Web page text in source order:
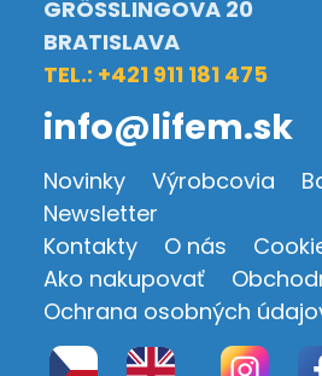
GRÖSSLINGOVA 20
BRATISLAVA
TEL.: +421 911 181 475
info@lifem.sk
Novinky Výrobcovia
Newsletter
Kontakty
O nás
Ako nakupovať
Ochrana osobných